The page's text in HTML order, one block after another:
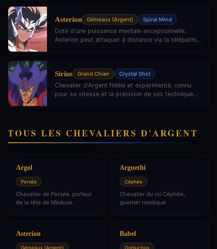
Asterion Gémeaux (Argent) Spiral Mind
Doté d'une puissance mentale exceptionnelle,
Asterion peut attaquer à distance via la télépathie.
Sirius Grand Chien Crystal Shot
Chevalier d'Argent fidèle et expérimenté, connu
pour sa vitesse et la précision de ses techniques
TOUS LES CHEVALIERS D'ARGENT
Argol
Persée
Chevalier de Persée, porteur
de la tête de Méduse.
Arguethi
Céphée
Chevalier du roi Céphée,
guerrier nordique.
Asterion
Gémeaux (Argent)
Babel
Ophiuchus